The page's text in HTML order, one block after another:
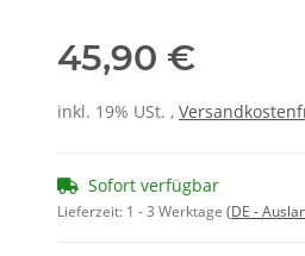
45,90 €
inkl. 19% USt. ,
Sofort verfügbar
Lieferzeit: 1 - 3 Werktage (DE -